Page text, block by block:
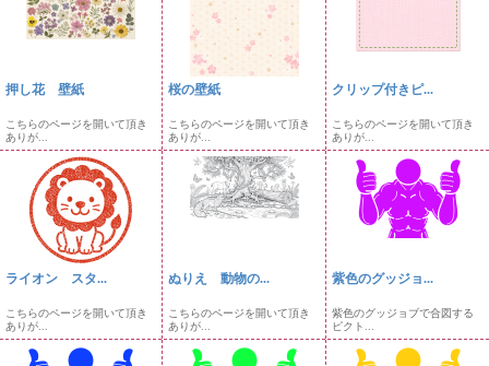
押し花 壁紙
こちらのページを開いて頂き
ありが...
桜の壁紙
こちらのページを開いて頂き
ありが...
クリップ付きピ...
こちらのページを開いて頂き
ありが...
ライオン スタ...
こちらのページを開いて頂き
ありが...
ぬりえ 動物の...
こちらのページを開いて頂き
ありが...
紫色のグッジョ...
紫色のグッジョブで合図する
ピクト...